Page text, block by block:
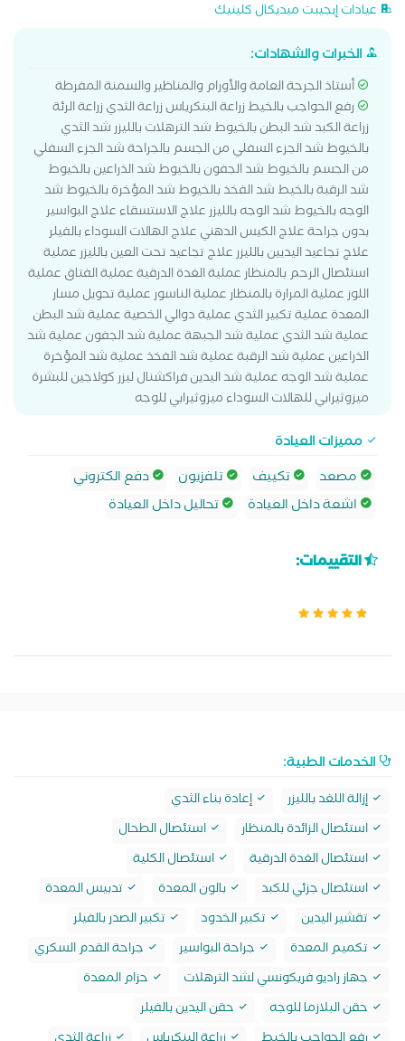
عيادات إيجيبت ميديكال كلينيك
الخبرات والشهادات:
أستاذ الجرحة العامة والأورام والمناظير والسمنة المفرطة
رفع الحواجب بالخيط زراعة البنكرياس زراعة الثدي زراعة الرئة
زراعة الكبد شد البطن بالخيوط شد الترهلات بالليزر شد الثدي
بالخيوط شد الجزء السفلي من الجسم بالجراحة شد الجزء السفلي
من الجسم بالخيوط شد الجفون بالخيوط شد الذراعين بالخيوط
شد الرقبة بالخيط شد الفخذ بالخيوط شد المؤخرة بالخيوط شد
الوجه بالخيوط شد الوجه بالليزر علاج الاستسقاء علاج البواسير
بدون جراحة علاج الكيس الدهني علاج الهالات السوداء بالفيلر
علاج تجاعيد اليديين بالليزر علاج تجاعيد تحت العين بالليزر عملية
استئصال الرحم بالمنظار عملية الغدة الدرقية عملية الفتاق عملية
اللوز عملية المرارة بالمنظار عملية الناسور عملية تحويل مسار
المعدة عملية تكبير الثدي عملية دوالي الخصية عملية شد البطن
عملية شد الثدي عملية شد الجبهة عملية شد الجفون عملية شد
الذراعين عملية شد الرقبة عملية شد الفخذ عملية شد المؤخرة
عملية شد الوجه عملية شد اليدين فراكشنال ليزر كولاجين للبشرة
ميزوثيرابي للهالات السوداء ميزوثيرابي للوجه
مميزات العيادة
مصعد
تكييف تلفزيون
دفع الكتروني
اشعة داخل العيادة
تحاليل داخل العيادة
التقييمات:
الخدمات الطبية:
إزالة اللغد بالليزر
إعادة بناء الثدي
استئصال الزائدة بالمنظار
استئصال الطحال
استئصال الغدة الدرقية
استئصال الكلية
استئصال جزئي للكبد
بالون المعدة
تدبيس المعدة
تقشير اليدين
تكبير الخدود
تكبير الصدر بالفيلر
تكميم المعدة
جراحة البواسير
جراحة القدم السكري
جهاز راديو فريكونسي لشد الترهلات
حزام المعدة
حقن البلازما للوجه
حقن اليدين بالفيلر